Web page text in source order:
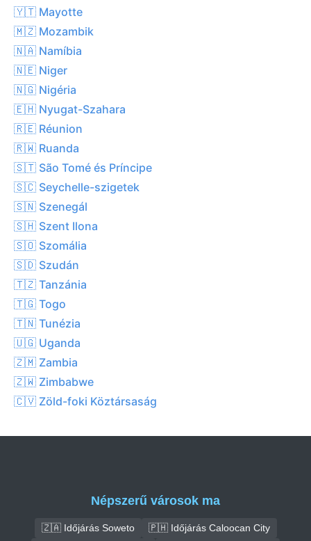
🇾🇹 Mayotte
🇲🇿 Mozambik
🇳🇦 Namíbia
🇳🇪 Niger
🇳🇬 Nigéria
🇪🇭 Nyugat-Szahara
🇷🇪 Réunion
🇷🇼 Ruanda
🇸🇹 São Tomé és Príncipe
🇸🇨 Seychelle-szigetek
🇸🇳 Szenegál
🇸🇭 Szent Ilona
🇸🇴 Szomália
🇸🇩 Szudán
🇹🇿 Tanzánia
🇹🇬 Togo
🇹🇳 Tunézia
🇺🇬 Uganda
🇿🇲 Zambia
🇿🇼 Zimbabwe
🇨🇻 Zöld-foki Köztársaság
Népszerű városok ma
🇿🇦 Időjárás Soweto
🇵🇭 Időjárás Caloocan City